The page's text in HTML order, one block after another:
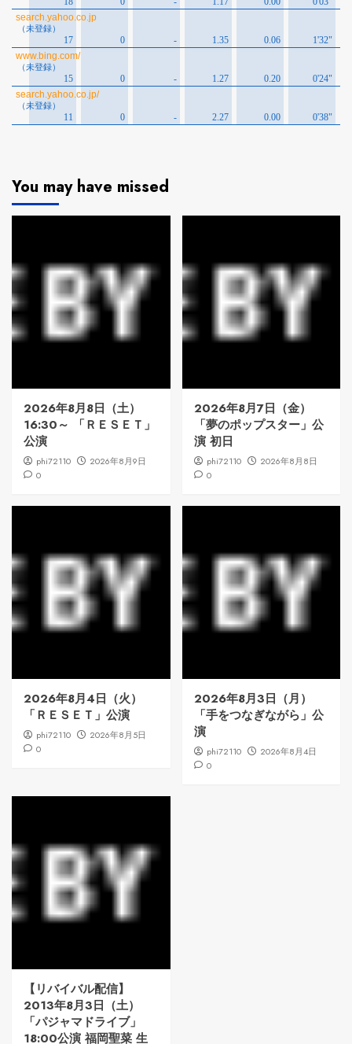
You may have missed
2026年8月8日（土）
16:30～ 「ＲＥＳＥＴ」
公演
phi72110
2026年8月9日
0
2026年8月7日（金）
「夢のポップスター」公
演 初日
phi72110
2026年8月8日
0
2026年8月4日（火）
「ＲＥＳＥＴ」公演
phi72110
2026年8月5日
0
2026年8月3日（月）
「手をつなぎながら」公
演
phi72110
2026年8月4日
0
【リバイバル配信】
2013年8月3日（土）
「パジャマドライブ」
18:00公演 福岡聖菜 生